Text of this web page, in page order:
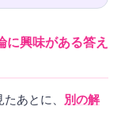
に興味がある答え
あとに、 別の解